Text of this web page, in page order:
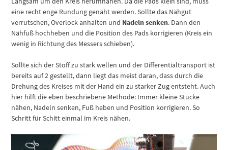
eine recht enge Rundung genäht werden. Sollte das Nähgut
verrutschen, Overlock anhalten und Nadeln senken. Dann den
Nähfuß hochheben und die Position des Pads korrigieren (Kreis ein
wenig in Richtung des Messers schieben).
Sollte sich der Stoff zu stark wellen und der Differentialtransport ist
bereits auf 2 gestellt, dann liegt das meist daran, dass durch die
Drehung des Kreises mit der Hand ein zu starker Zug entsteht. Auch
hier hilft die eben beschriebene Methode: Immer kleine Stücke
nähen, Nadeln senken, Fuß heben und Position korrigieren. So
Schritt für Schitt einmal im Kreis nähen.